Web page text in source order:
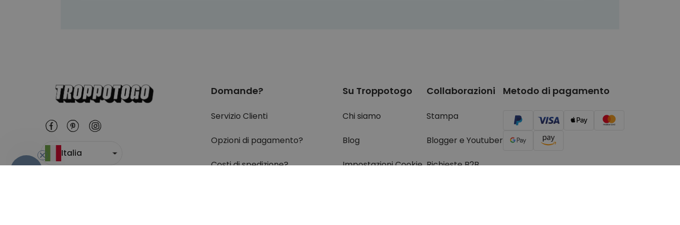
Italia
Domande?
Servizio Clienti
Opzioni di pagamento?
Costi di spedizione?
Su Troppotogo
Chi siamo
Blog
Impostazioni Cookie
Collaborazioni
Stampa
Blogger e Youtuber
Richieste B2B
Metodo di pagamento